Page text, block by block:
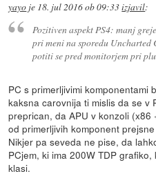
yayo je 18. jul 2016 ob 09:33izjavil:
Pozitiven aspekt PS4: manj
pri meni na sporedu Uncharted
potiti se pred monitorjem pri
PC s primerljivimi komponentami
kaksna carovnija ti mislis da se v
preprican, da APU v konzoli
od primerljivih komponent
Nikjer pa seveda ne pise, da
PCjem, ki ima 200W TDP
klasi.